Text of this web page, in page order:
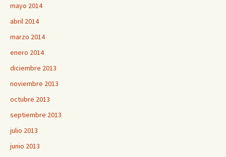
mayo 2014
abril 2014
marzo 2014
enero 2014
diciembre 2013
noviembre 2013
octubre 2013
septiembre 2013
julio 2013
junio 2013